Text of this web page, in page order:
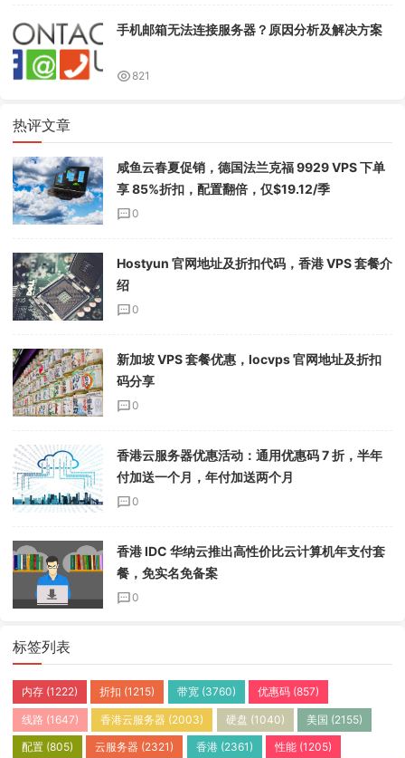
手机邮箱无法连接服务器？原因分析及解决方案
821
热评文章
咸鱼云春夏促销，德国法兰克福 9929 VPS 下单
享 85%折扣，配置翻倍，仅$19.12/季
0
Hostyun 官网地址及折扣代码，香港 VPS 套餐介
绍
0
新加坡 VPS 套餐优惠，locvps 官网地址及折扣
码分享
0
香港云服务器优惠活动：通用优惠码 7 折，半年
付加送一个月，年付加送两个月
0
香港 IDC 华纳云推出高性价比云计算机年支付套
餐，免实名免备案
0
标签列表
内存 (1222) 折扣 (1215) 带宽(3760) 优惠码(857)
线路 (1647) 香港云服务器 (2003) 硬盘 (1040) 美国 (2155)
配置 (805) 云服务器 (2321) 香港(2361) 性能(1205)